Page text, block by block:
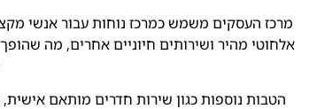
מרכז העסקים משמש כמרכז נוחות עבור אנשי
אלחוטי מהיר ושירותים חיוניים אחרים, מה